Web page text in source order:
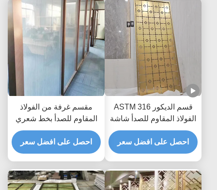
قسم الديكور ASTM 316
الفولاذ المقاوم للصدأ شاشة
التقسيم Zr- النحاس قطع
الليزر المقسم
احصل على افضل سعر
مقسم غرفة من الفولاذ
المقاوم للصدأ بخط شعري
نحاسي أحمر SUS201 مع
فن الزجاج
احصل على افضل سعر